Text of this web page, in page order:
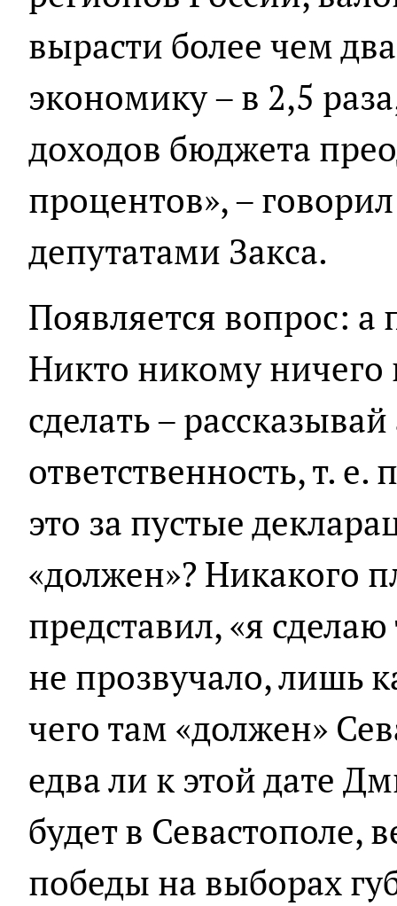
вырасти более чем
экономику – в 2,5
доходов бюджета
процентов», –
депутатами Закса.
Появляется вопрос: а
Никто никому
сделать –
ответственность, т.
это за пустые
«должен»? Никакого
представил, «я
не прозвучало, лишь
чего там «должен»
едва ли к этой дате
будет в Севастополе,
победы на выборах